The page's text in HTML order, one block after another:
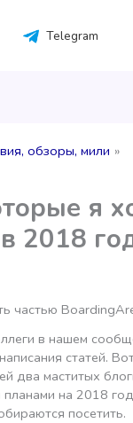
Telegram
обзоры, мили
я
2018
частью
в нашем
статей.
два маститых
на 2018
посетить.